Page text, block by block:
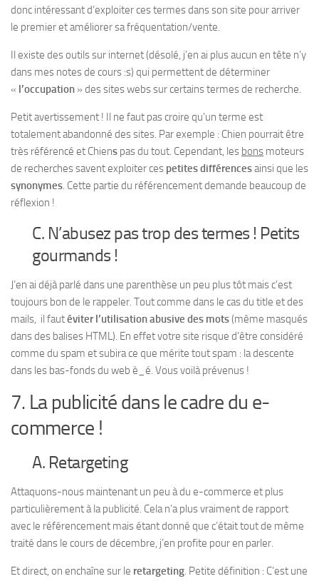
donc intéressant d’exploiter ces termes dans son site pour arriver
le premier et améliorer sa fréquentation/vente.
Il existe des outils sur internet (désolé, j’en ai plus aucun en tête n’y
dans mes notes de cours :s) qui permettent de déterminer
« l’occupation » des sites webs sur certains termes de recherche.
Petit avertissement ! Il ne faut pas croire qu’un terme est
totalement abandonné des sites. Par exemple : Chien pourrait être
très référencé et Chiens pas du tout. Cependant, les bons moteurs
de recherches savent exploiter ces petites différencesainsi que les
synonymes. Cette partie du référencement demande beaucoup de
réflexion !
C. N’abusez pas trop des termes ! Petits
gourmands !
J’en ai déjà parlé dans une parenthèse un peu plus tôt mais c’est
toujours bon de le rappeler. Tout comme dans le cas du title et des
mails, il fautéviter l’utilisation abusive des mots(même masqués
dans des balises HTML). En effet votre site risque d’être considéré
comme du spam et subira ce que mérite tout spam : la descente
dans les bas-fonds du web è_é. Vous voilà prévenus !
7. La publicité dans le cadre du e-
commerce !
A. Retargeting
Attaquons-nous maintenant un peu à du e-commerce et plus
particulièrement à la publicité. Cela n’a plus vraiment de rapport
avec le référencement mais étant donné que c’était tout de même
traité dans le cours de décembre, j’en profite pour en parler.
Et direct, on enchaîne sur le retargeting. Petite définition : C’est une